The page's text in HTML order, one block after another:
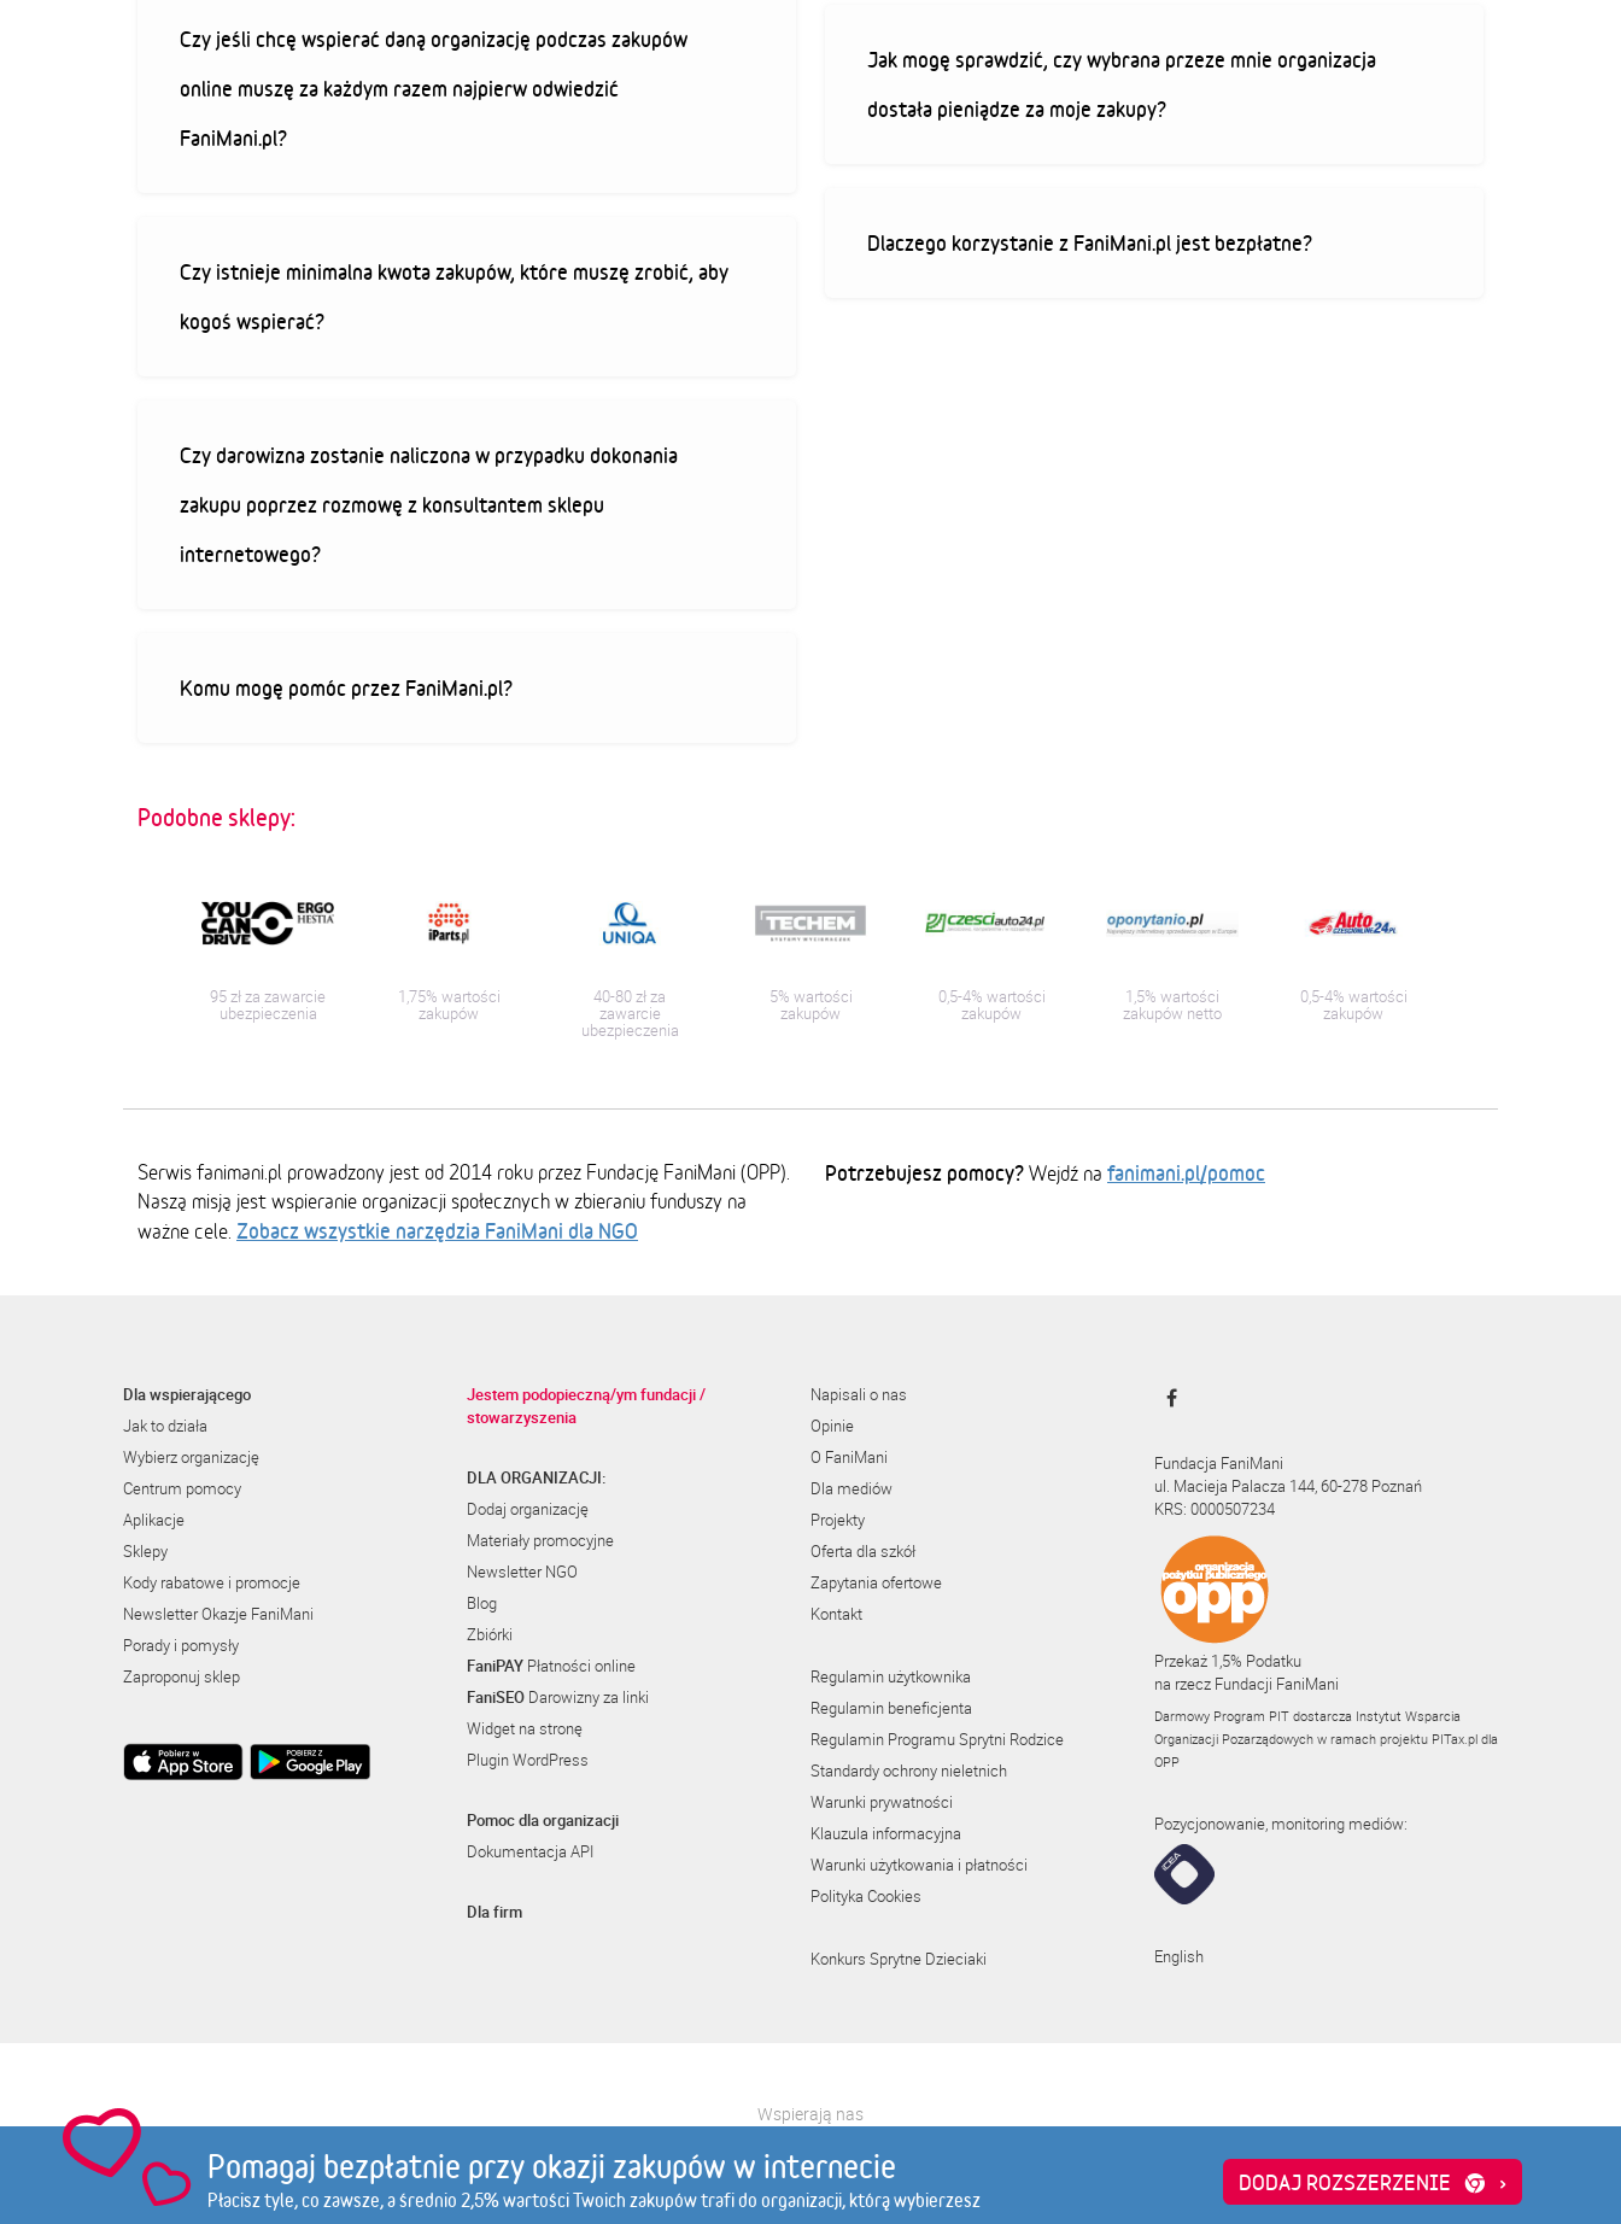
Czy jeśli chcę wspierać daną organizację podczas zakupów
online muszę za każdym razem najpierw odwiedzić
FaniMani.pl?
Czy istnieje minimalna kwota zakupów, które muszę zrobić, aby
kogoś wspierać?
Czy darowizna zostanie naliczona w przypadku dokonania
zakupu poprzez rozmowę z konsultantem sklepu
internetowego?
Komu mogę pomóc przez FaniMani.pl?
Jak mogę sprawdzić, czy wybrana przeze mnie organizacja
dostała pieniądze za moje zakupy?
Dlaczego korzystanie z FaniMani.pl jest bezpłatne?
Podobne sklepy:
95 zł za zawarcie
ubezpieczenia
1,75% wartości
zakupów
40-80 zł za
zawarcie
ubezpieczenia
5% wartości
zakupów
0,5-4% wartości
zakupów
1,5% wartości
zakupów netto
0,5-4% wartości
zakupów
Serwis fanimani.pl prowadzony jest od 2014 roku przez Fundację FaniMani (OPP).
Naszą misją jest wspieranie organizacji społecznych w zbieraniu funduszy na
ważne cele. Zobacz wszystkie narzędzia FaniMani dla NGO
Potrzebujesz pomocy? Wejdź na fanimani.pl/pomoc
Dla wspierającego
Jak to działa
Wybierz organizację
Centrum pomocy
Aplikacje
Sklepy
Kody rabatowe i promocje
Newsletter Okazje FaniMani
Porady i pomysły
Zaproponuj sklep
Jestem podopieczną/ym fundacji /
stowarzyszenia
DLA ORGANIZACJI:
Dodaj organizację
Materiały promocyjne
Newsletter NGO
Blog
Zbiórki
FaniPAY Płatności online
FaniSEO Darowizny za linki
Widget na stronę
Plugin WordPress
Pomoc dla organizacji
Dokumentacja API
Dla firm
Napisali o nas
Opinie
O FaniMani
Dla mediów
Projekty
Oferta dla szkół
Zapytania ofertowe
Kontakt
Regulamin użytkownika
Regulamin beneficjenta
Regulamin Programu Sprytni Rodzice
Standardy ochrony nieletnich
Warunki prywatności
Klauzula informacyjna
Warunki użytkowania i płatności
Polityka Cookies
Konkurs Sprytne Dzieciaki
Fundacja FaniMani
ul. Macieja Palacza 144, 60-278 Poznań
KRS: 0000507234
Przekaż 1,5% Podatku
na rzecz Fundacji FaniMani
Darmowy Program PIT dostarcza Instytut Wsparcia
Organizacji Pozarządowych w ramach projektu PITax.pl dla
OPP
Pozycjonowanie, monitoring mediów:
English
Wspierają nas
amso.pl
olimpstore.pl botland.com.pl edomator.pl elcartel.pl
Pomagaj bezpłatnie przy okazji zakupów w internecie
Płacisz tyle, co zawsze, a średnio 2,5% wartości Twoich zakupów trafi do organizacji, którą wybierzesz
DODAJ ROZSZERZENIE ›